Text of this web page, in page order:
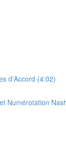
d'Accord (4:02)
Numérotation